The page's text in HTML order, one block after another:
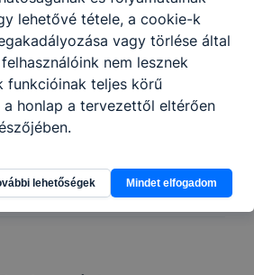
munkavégzésre is.
lehetővé tétele, a cookie-k
vagy törlése által
nem lesznek
funkcióinak teljes körű
a honlap a tervezettől eltérően
lehetőségek Mindet elfogadom